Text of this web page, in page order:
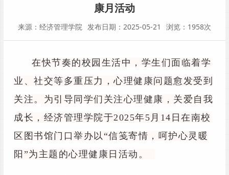
康月活动
来源：经济管理学院 发布日期：2025-05-21 浏览：1958次
在快节奏的校园生活中，学生们面临着学
业、社交等多重压力，心理健康问题愈发受到
关注。为引导同学们关注心理健康，关爱自我
成长，经济管理学院于2025年5月14日在南校
区图书馆门口举办以“信笺寄情，呵护心灵暖
阳”为主题的心理健康日活动。